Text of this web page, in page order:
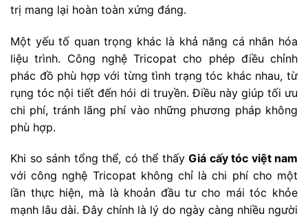
trị mang lại hoàn toàn xứng đáng.
Một yếu tố quan trọng khác là khả năng cá nhân hóa
liệu trình. Công nghệ Tricopat cho phép điều chỉnh
phác đồ phù hợp với từng tình trạng tóc khác nhau, từ
rụng tóc nội tiết đến hói di truyền. Điều này giúp tối ưu
chi phí, tránh lãng phí vào những phương pháp không
phù hợp.
Khi so sánh tổng thể, có thể thấy Giá cấy tóc việt nam
với công nghệ Tricopat không chỉ là chi phí cho một
lần thực hiện, mà là khoản đầu tư cho mái tóc khỏe
mạnh lâu dài. Đây chính là lý do ngày càng nhiều người